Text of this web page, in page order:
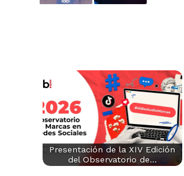
Presentación de la XIV Edición
del Observatorio de…